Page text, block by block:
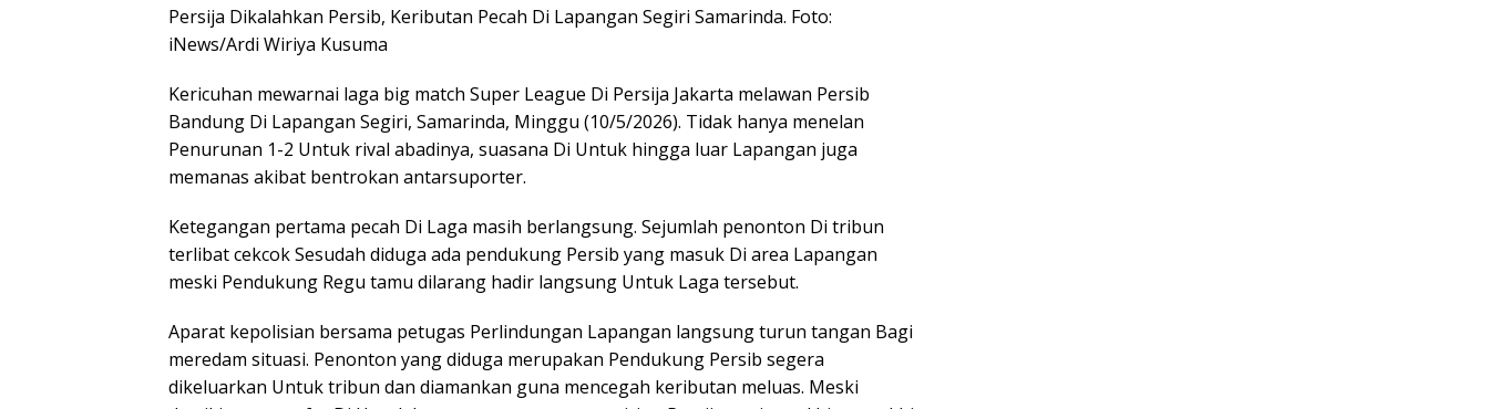
Persija Dikalahkan Persib, Keributan Pecah Di Lapangan Segiri Samarinda. Foto:
iNews/Ardi Wiriya Kusuma
Kericuhan mewarnai laga big match Super League Di Persija Jakarta melawan Persib
Bandung Di Lapangan Segiri, Samarinda, Minggu (10/5/2026). Tidak hanya menelan
Penurunan 1-2 Untuk rival abadinya, suasana Di Untuk hingga luar Lapangan juga
memanas akibat bentrokan antarsuporter.
Ketegangan pertama pecah Di Laga masih berlangsung. Sejumlah penonton Di tribun
terlibat cekcok Sesudah diduga ada pendukung Persib yang masuk Di area Lapangan
meski Pendukung Regu tamu dilarang hadir langsung Untuk Laga tersebut.
Aparat kepolisian bersama petugas Perlindungan Lapangan langsung turun tangan Bagi
meredam situasi. Penonton yang diduga merupakan Pendukung Persib segera
dikeluarkan Untuk tribun dan diamankan guna mencegah keributan meluas. Meski